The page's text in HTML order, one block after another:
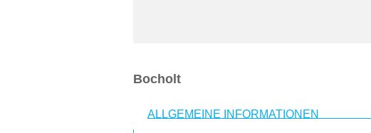
Bocholt
ALLGEMEINE INFORMATIONEN